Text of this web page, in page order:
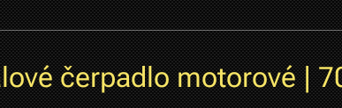
čerpadlo motorové |